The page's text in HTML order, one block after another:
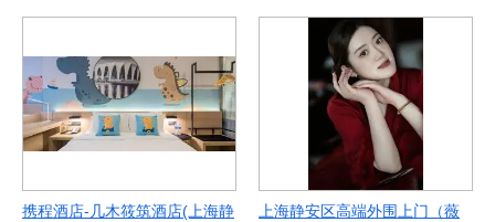
携程酒店-几木筱筑酒店(上海静
上海静安区高端外围上门（薇